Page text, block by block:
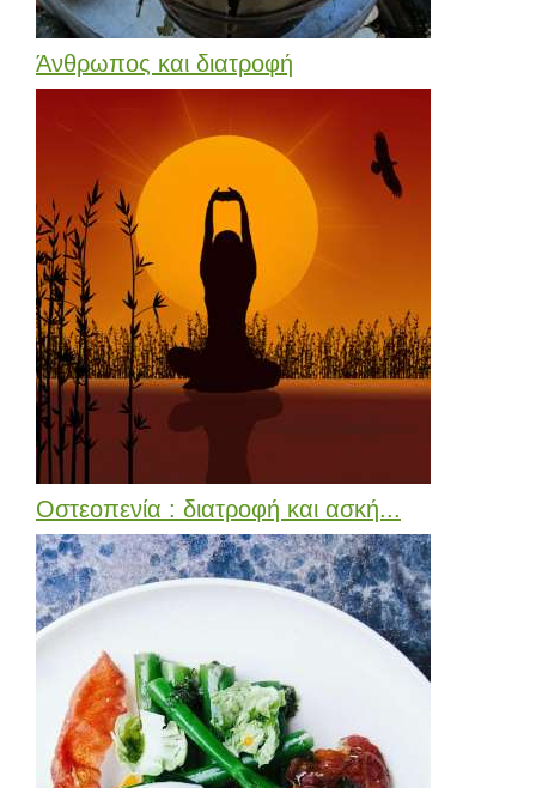
Άνθρωπος και διατροφή
Οστεοπενία : διατροφή και ασκή...